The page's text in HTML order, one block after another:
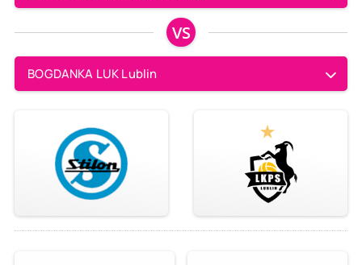
VS
BOGDANKA LUK Lublin